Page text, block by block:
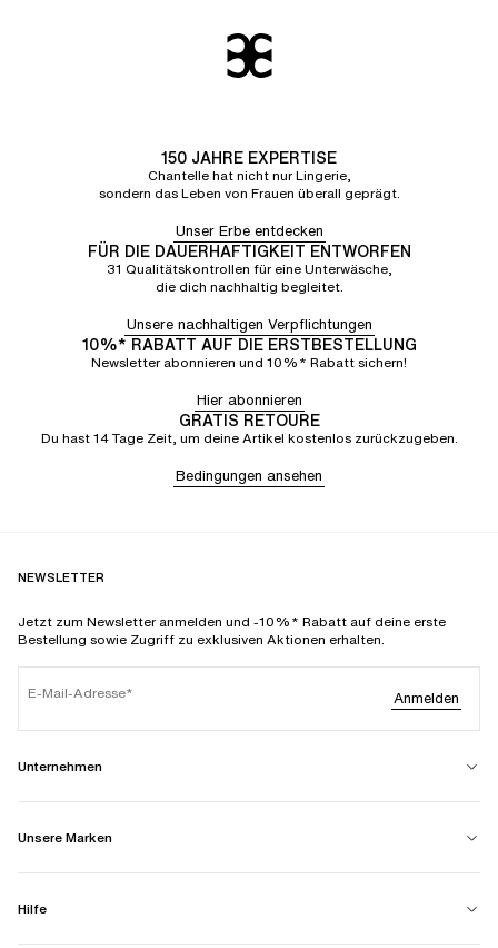
150 JAHRE EXPERTISE
Chantelle hat nicht nur Lingerie,
sondern das Leben von Frauen überall geprägt.
Unser Erbe entdecken
FÜR DIE DAUERHAFTIGKEIT ENTWORFEN
31 Qualitätskontrollen für eine Unterwäsche,
die dich nachhaltig begleitet.
Unsere nachhaltigen Verpflichtungen
10%* RABATT AUF DIE ERSTBESTELLUNG
Newsletter abonnieren und 10%* Rabatt sichern!
Hier abonnieren
GRATIS RETOURE
Du hast 14 Tage Zeit, um deine Artikel kostenlos zurückzugeben.
Bedingungen ansehen
NEWSLETTER
Jetzt zum Newsletter anmelden und -10%* Rabatt auf deine erste
Bestellung sowie Zugriff zu exklusiven Aktionen erhalten.
E-Mail-Adresse Anmelden
Unternehmen
Unsere Marken
Hilfe